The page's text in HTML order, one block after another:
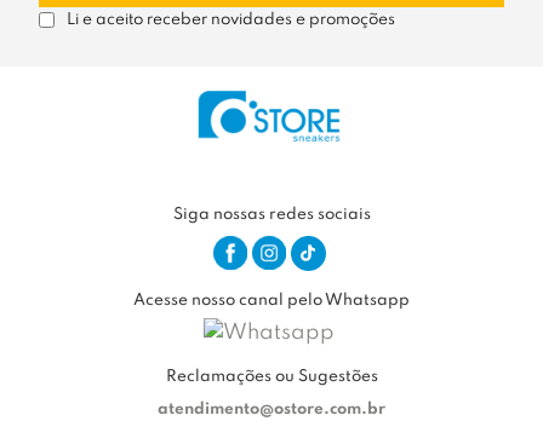
Li e aceito receber novidades e promoções
Siga nossas redes sociais
Acesse nosso canal pelo Whatsapp
Reclamações ou Sugestões
atendimento@ostore.com.br